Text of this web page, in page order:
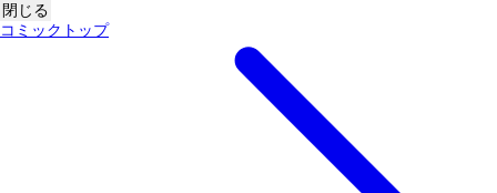
閉じる
コミックトップ